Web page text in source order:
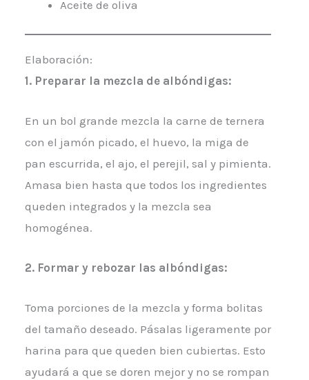
Aceite de oliva
Elaboración:
1. Preparar la mezcla de albóndigas:
En un bol grande mezcla la carne de ternera
con el jamón picado, el huevo, la miga de
pan escurrida, el ajo, el perejil, sal y pimienta.
Amasa bien hasta que todos los ingredientes
queden integrados y la mezcla sea
homogénea.
2. Formar y rebozar las albóndigas:
Toma porciones de la mezcla y forma bolitas
del tamaño deseado. Pásalas ligeramente por
harina para que queden bien cubiertas. Esto
ayudará a que se doren mejor y no se rompan